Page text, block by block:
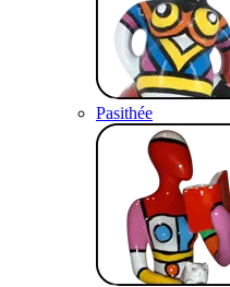
Pasithée